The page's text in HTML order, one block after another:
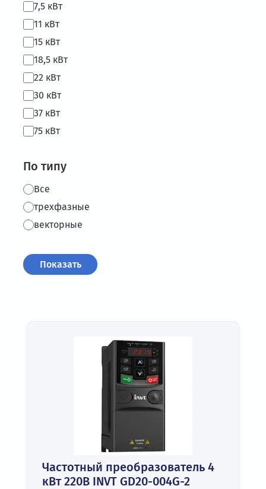
7,5 кВт
11 кВт
15 кВт
18,5 кВт
22 кВт
30 кВт
37 кВт
75 кВт
По типу
Все
трехфазные
векторные
Частотный преобразователь 4
кВт 220В INVT GD20-004G-2